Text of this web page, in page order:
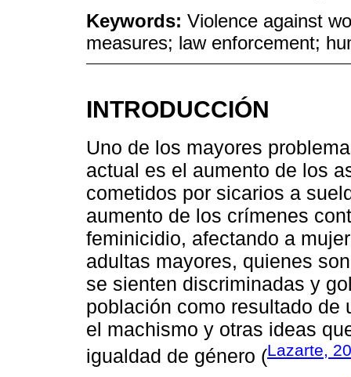
Keywords: Violence against
measures; law enforcement;
INTRODUCCIÓN
Uno de los mayores
actual es el aumento de los
cometidos por sicarios a
aumento de los crímenes
feminicidio, afectando a
adultas mayores, quienes
se sienten discriminadas y
población como resultado de
el machismo y otras ideas
igualdad de género (Lazarte,